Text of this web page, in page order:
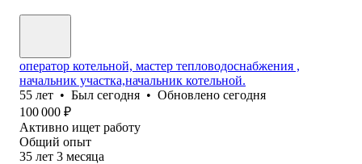
оператор котельной, мастер тепловодоснабжения ,
начальник участка,начальник котельной.
55 лет • Был сегодня • Обновлено сегодня
100 000 ₽
Активно ищет работу
Общий опыт
35 лет 3 месяца